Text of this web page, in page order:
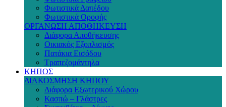
Φωτιστικά Δαπέδου
Φωτιστικά Οροφής
ΟΡΓΑΝΩΣΗ ΑΠΟΘΗΚΕΥΣΗ
Διάφορα Αποθήκευσης
Οικιακός Εξοπλισμός
Πατάκια Εισόδου
Τραπεζομάντηλα
ΚΗΠΟΣ
ΔΙΑΚΟΣΜΗΣΗ ΚΗΠΟΥ
Διάφορα Εξωτερικού Χώρου
Κασπώ – Γλάστρες